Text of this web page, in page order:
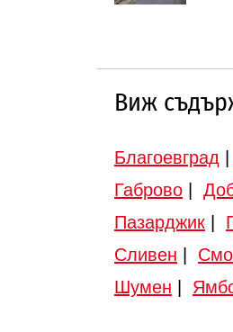
Виж
Благоевград
Габрово
Пазарджик
Сливен
Шумен